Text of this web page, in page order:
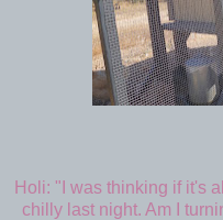
Holi: "I was thinking if it's
chilly last night. Am I